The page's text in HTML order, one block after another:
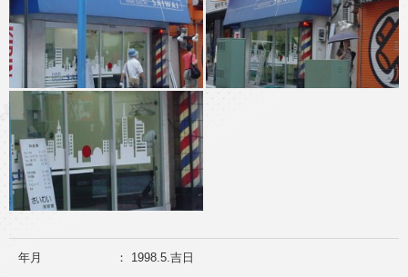
年月 ： 1998.5.吉日